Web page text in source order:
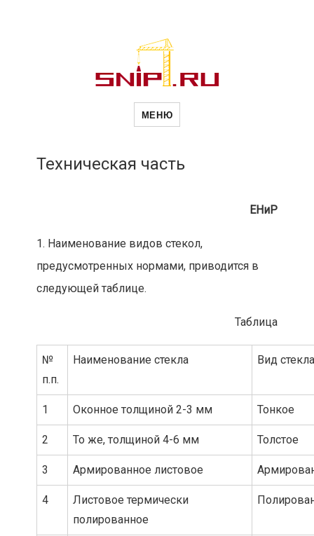
Новости
МЕНЮ
Техническая часть
ЕНиР
1. Наименование видов стекол,
предусмотренных нормами, приводится в
следующей таблице.
Таблица
№
п.п.
Наименование стекла Вид стекла
1 Оконное толщиной 2-3 мм Тонкое
2 То же, толщиной 4-6 мм Толстое
3 Армированное листовое
4
Листовое термически
полированное